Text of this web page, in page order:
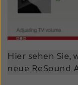
Hier sehen
neue ReSound